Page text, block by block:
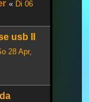
« Di 06
usb II
28 Apr,